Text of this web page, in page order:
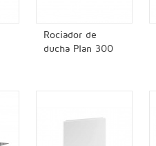
Rociador de
ducha Plan 300